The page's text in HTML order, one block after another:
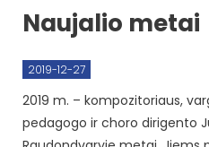
Naujalio metai
2019-12-27
2019 m. – kompozitoriaus,
pedagogo ir choro dirigento